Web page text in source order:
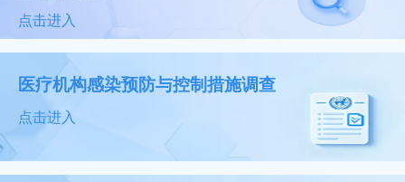
点击进入
医疗机构感染预防与控制措施调查
点击进入